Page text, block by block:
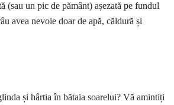
(sau un pic de pământ) așezată pe fundul
avea nevoie doar de apă, căldură și
și hârtia în bătaia soarelui? Vă amintiți